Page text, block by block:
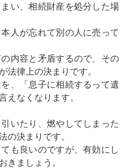
い、相続財産を処分した場
人が忘れて別の人に売って
内容と矛盾するので、その
法律上の決まりです。
、「息子に相続するって遺
えなくなります。
いたり、燃やしてしまった
の決まりです。
も良いのですが、有効にし
きましょう。